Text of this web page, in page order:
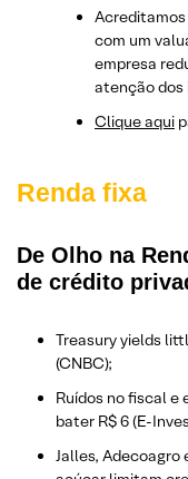
Acreditamos
com um
empresa
atenção dos
​Clique aqui
Renda fixa
De Olho na
de crédito
Treasury yields
(CNBC);
Ruídos no fiscal e
bater R$ 6 (E-
Jalles, Adecoagro